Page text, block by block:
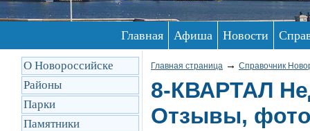
Главная Афиша Новости
О Новороссийске
Районы
Парки
Памятники
Главная страница → Справочник
8-КВАРТАЛ
Отзывы,